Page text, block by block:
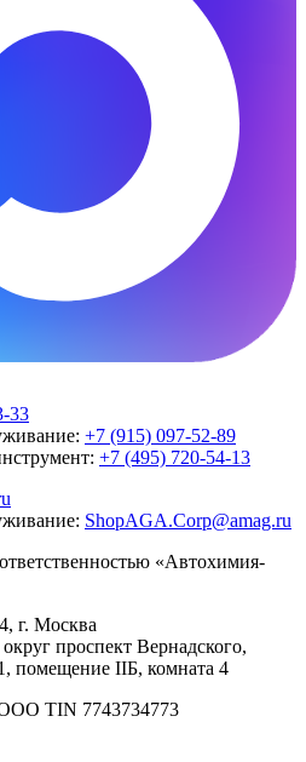
33
+7 (915) 097-52-89
+7 (495) 720-54-13
ShopAGA.Corp@amag.ru
«Автохимия-
г. Москва
проспект Вернадского,
помещение IIБ, комната 4
TIN 7743734773